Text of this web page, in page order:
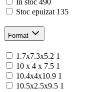
In stoc 490
Stoc epuizat 135
Format
1.7x7.3x5.2 1
10 x 4 x 7.5 1
10.4x4x10.9 1
10.5x2.5x9.5 1